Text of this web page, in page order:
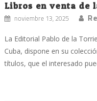
Libros en venta de
noviembre 13, 2025
La Editorial Pablo de la
Cuba, dispone en su
títulos, que el interesado